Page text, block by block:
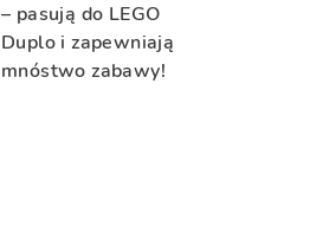
– pasują do LEGO
Duplo i zapewniają
mnóstwo zabawy!